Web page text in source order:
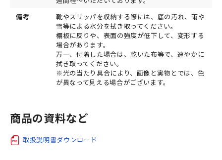
備考
靴やスリッパを収納する際には、底の汚れ、雨や
雪等による水分を拭き取ってください。
棚板に反りや、表面の強度が低下して、変形する
場合があります。
万一、付着した場合は、乾いた布等で、速やかに
拭き取ってください。
※光の当たり具合により、画像と実物とでは、色
が異なって見える場合がございます。
商品の資料など
取扱説明書ダウンロード